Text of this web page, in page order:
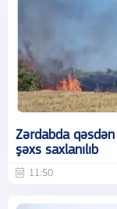
Zərdabda
şəxs saxlanılıb
11:50